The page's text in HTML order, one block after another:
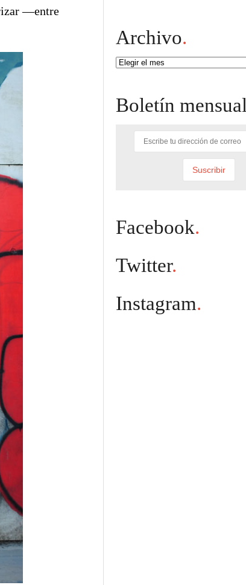
—entre
Archivo.
Archivo
Boletín mensual
Facebook.
Twitter.
Instagram.